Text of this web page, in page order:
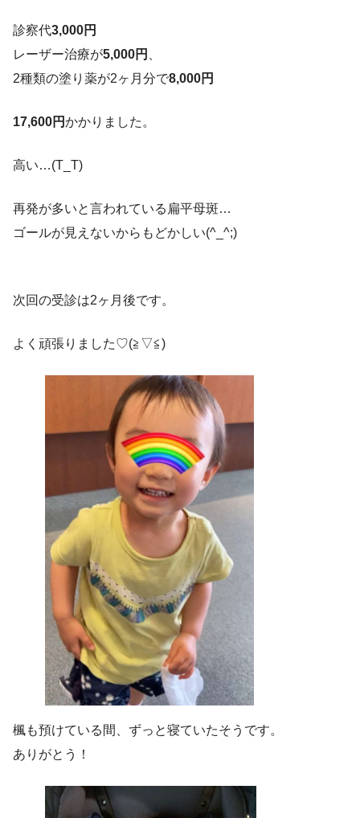
診察代3,000円
レーザー治療が5,000円
2種類の塗り薬が2ヶ月分で8,000円
17,600円かかりました。
高い…(T_T)
再発が多いと言われている扁平母斑…
ゴールが見えないからもどかしい(^_^;)
次回の受診は2ヶ月後です。
よく頑張りました♡(≧▽≦)
楓も預けている間、ずっと寝ていたそうです。
ありがとう！